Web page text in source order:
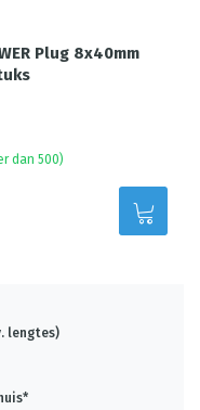
Plug 8x40mm
dan 500)
lengtes)